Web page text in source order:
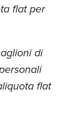
flat per
di
flat